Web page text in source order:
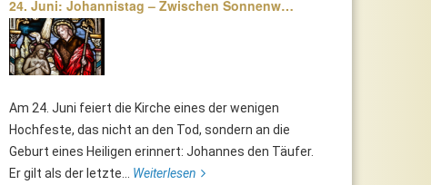
24. Juni: Johannistag – Zwischen Sonnenw…
Am 24. Juni feiert die Kirche eines der wenigen
Hochfeste, das nicht an den Tod, sondern an die
Geburt eines Heiligen erinnert: Johannes den Täufer.
Er gilt als der letzte... Weiterlesen